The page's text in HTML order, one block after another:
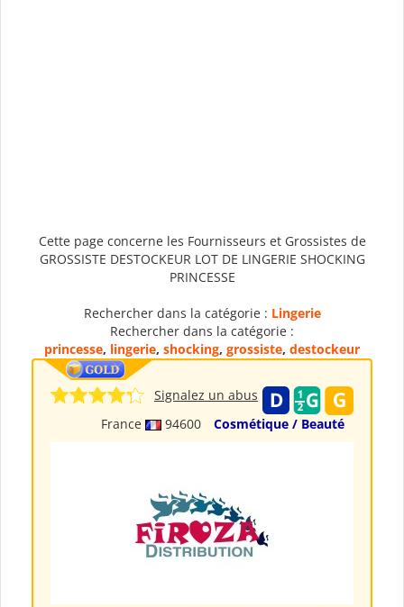
Cette page concerne les Fournisseurs et Grossistes de
GROSSISTE DESTOCKEUR LOT DE LINGERIE SHOCKING
PRINCESSE
Rechercher dans la catégorie : Lingerie
Rechercher dans la catégorie :
princesse, lingerie, shocking, grossiste, destockeur
France 94600 Cosmétique / Beauté
Signalez un abus